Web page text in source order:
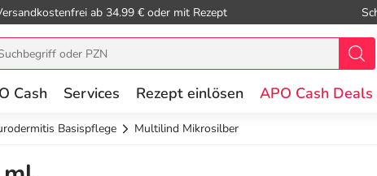
ab 34.99 € oder mit Rezept
Cash Services Rezept einlösen APO Cash Deals
Basispflege Multilind Mikrosilber